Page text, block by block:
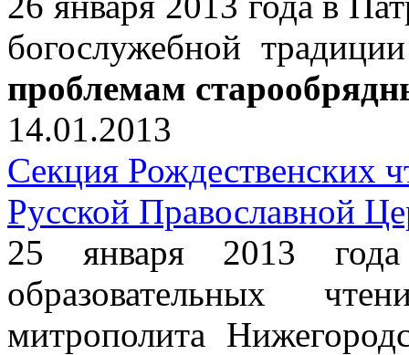
богослужебной
проблемам
14.01.2013
Секция Рождественских
Русской Православной
25 января 2013
образовательных
митрополита